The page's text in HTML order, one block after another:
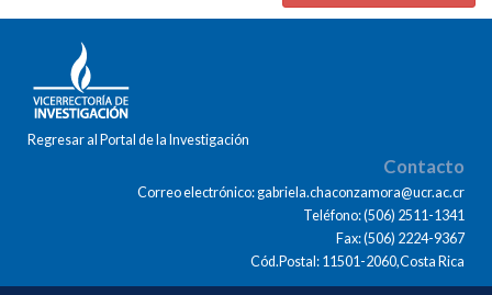
Regresar al Portal de la Investigación
Contacto
Correo electrónico: gabriela.chaconzamora@ucr.ac.cr
Teléfono: (506) 2511-1341
Fax: (506) 2224-9367
Cód.Postal: 11501-2060,Costa Rica